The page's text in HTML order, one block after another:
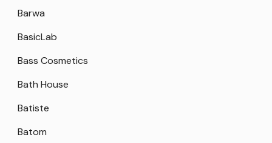
Barwa
BasicLab
Bass Cosmetics
Bath House
Batiste
Batom